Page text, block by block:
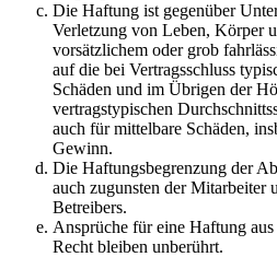
Die Haftung ist gegenüber
Verletzung von Leben, Körper
vorsätzlichem oder grob
auf die bei Vertragsschluss
Schäden und im Übrigen der
vertragstypischen
auch für mittelbare Schäden,
Gewinn.
Die Haftungsbegrenzung der
auch zugunsten der Mitarbeiter
Betreibers.
Ansprüche für eine Haftung
Recht bleiben unberührt.